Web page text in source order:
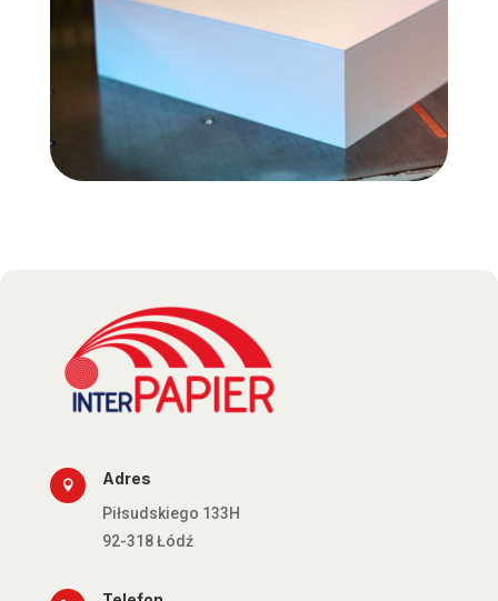
 Adres
Piłsudskiego 133H
92-318 Łódź